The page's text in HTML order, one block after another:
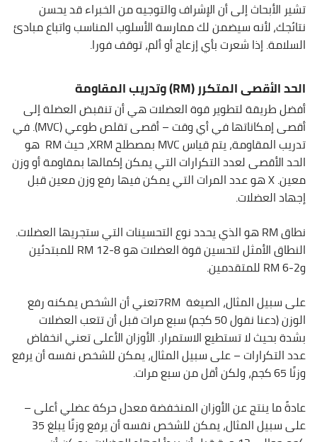
تشير الأبحاث إلى أن الإشراف والتوجيه من الخبراء قد يحسن
نتائجك، لأنه سيضمن لك ممارسة الأسلوب المناسب واتباع مبادئ
السلامة. إذا شعرت بأي إزعاج أو ألم، توقف فورا.
الحد الأقصى المتكرر (RM) وتدريب المقاومة
أفضل طريقة لتطوير قوة العضلات هي أن تنقبض العضلة إلى
أقصى إمكاناتها في أي وقت – أقصى تقلص طوعي (MVC). في
تدريب المقاومة، يتم قياس MVC بمصطلح XRM، حيث RM هو
الحد الأقصى لعدد التكرارات التي يمكن إكمالها بمقاومة أو وزن
معين. X هو عدد المرات التي يمكن فيها رفع وزن معين قبل
إجهاد العضلات.
نطاق RM هو الذي يحدد نوع التحسينات التي ستجريها العضلات.
النطاق الأمثل لتحسين قوة العضلات هو 8-12 RM للمبتدئين
و2-6 RM للمتقدمين.
على سبيل المثال، الصيغة 7RMتعني أن الشخص يمكنه رفع
الوزن (دعنا نقول 50 كجم) سبع مرات قبل أن تتعب العضلات
بشدة بحيث لا تستطيع الاستمرار. الأوزان الأعلى تعني انخفاض
عدد التكرارات – على سبيل المثال، يمكن للشخص نفسه أن يرفع
وزنًا 65 كجم، ولكن أقل من سبع مرات.
عادةً ما ينتج عن الأوزان المنخفضة معدل حركة عضلي أعلى –
على سبيل المثال، يمكن للشخص نفسه أن يرفع وزنًا يبلغ 35